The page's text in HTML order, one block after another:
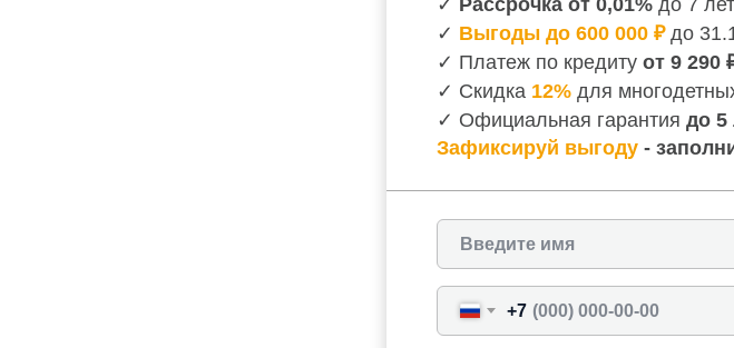
+7
✓ Рассрочка от 0,01% до 7 лет
✓ Выгоды до 600 000 ₽до
✓ Платеж по кредиту от 9 290
✓ Скидка 12% для
✓ Официальная гарантия до 5
Зафиксируй выгоду -